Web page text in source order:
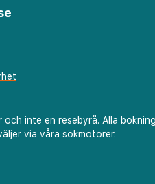
och inte en resebyrå. Alla
via våra sökmotorer.